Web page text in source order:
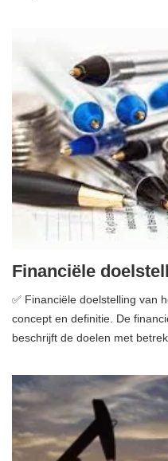
Financiële
✅ Financiële doelstelling van
concept en definitie. De
beschrijft de doelen met